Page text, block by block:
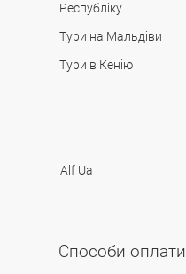
Республіку
Тури на Мальдіви
Тури в Кенію
Alf Ua
Способи оплати